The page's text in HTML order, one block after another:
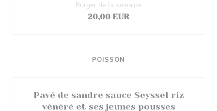
Burger de la semaine
20,00 EUR
POISSON
Pavé de sandre sauce Seyssel riz
vénéré et ses jeunes pousses